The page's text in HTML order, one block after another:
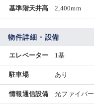
基準階天井高 2,400mm
物件詳細・設備
エレベーター 1基
駐車場 あり
情報通信設備 光ファイバー